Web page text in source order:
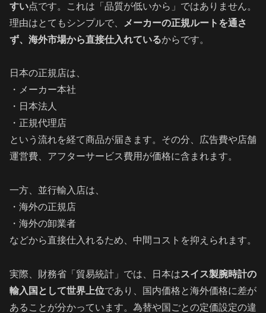
すい点です。これは「品質が低いから」ではありません。
理由はとてもシンプルで、
メーカーの正規ルートを通さ
ず、海外市場から直接仕入れているからです。
日本の正規店は、
・メーカー本社
・日本法人
・正規代理店
という流れを経て商品が届きます。その分、広告費や店舗
運営費、アフターサービス費用が価格に含まれます。
一方、並行輸入店は、
・海外の正規店
・海外の卸業者
などから直接仕入れるため、中間コストを抑えられます。
実際、財務省「貿易統計」では、日本はスイス製腕時計の
輸入国として世界上位であり、国内価格と海外価格に差が
あることが分かっています。為替や国ごとの定価設定の違